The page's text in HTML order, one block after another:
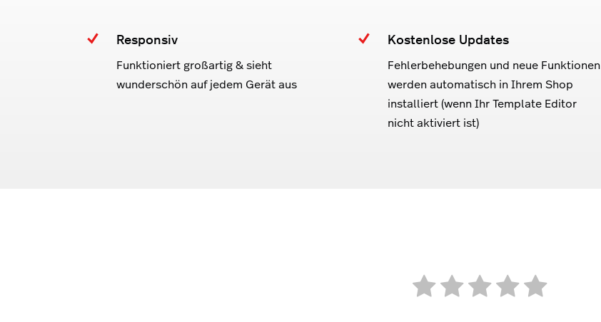
Responsiv
Funktioniert großartig & sieht
wunderschön auf jedem Gerät aus
Kostenlose Updates
Fehlerbehebungen und neue Funktionen
werden automatisch in Ihrem Shop
installiert (wenn Ihr Template Editor
nicht aktiviert ist)